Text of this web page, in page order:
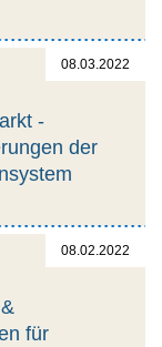
08.03.2022
-
der
08.02.2022
für